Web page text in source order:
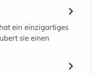
ein einzigartiges
sie einen